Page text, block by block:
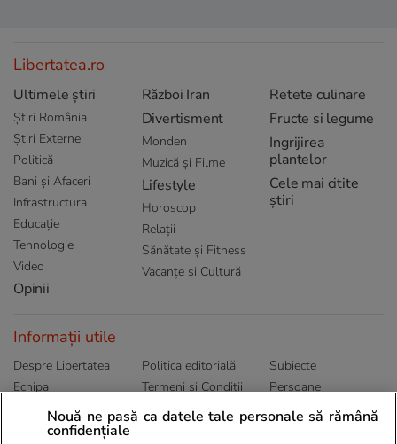
Libertatea.ro
Ultimele știri
Știri România
Știri Externe
Politică
Bani și Afaceri
Infrastructura
Educație
Tehnologie
Video
Opinii
Război Iran
Divertisment
Monden
Muzică și Filme
Lifestyle
Horoscop
Relații
Sănătate și Fitness
Vacanțe și Cultură
Retete culinare
Fructe si legume
Ingrijirea
plantelor
Cele mai citite
știri
Informații utile
Despre Libertatea
Echipa
Publicitate
Politica de
Politica editorială
Termeni și Conditii
Abonamente
Subiecte
Persoane
Sitemap
Nouă ne pasă ca datele tale personale să rămână
confidențiale